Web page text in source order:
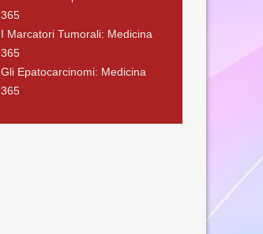
365
I Marcatori Tumorali: Medicina
365
Gli Epatocarcinomi: Medicina
365